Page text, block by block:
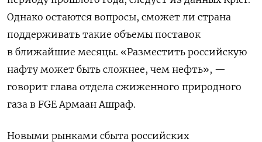
Однако остаются вопросы, сможет ли страна
поддерживать такие объемы поставок
в ближайшие месяцы. «Разместить российскую
нафту может быть сложнее, чем нефть», —
говорит глава отдела сжиженного природного
газа в FGE Армаан Ашраф.
Новыми рынками сбыта российских